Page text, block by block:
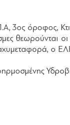
3ος όροφος,
θεωρούνται
ο